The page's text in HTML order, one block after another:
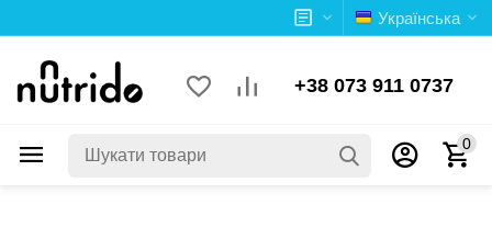
Українська
+38 073 911 0737
0